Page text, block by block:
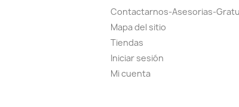
Contactarnos-Asesorias-
Mapa del sitio
Tiendas
Iniciar sesión
Mi cuenta